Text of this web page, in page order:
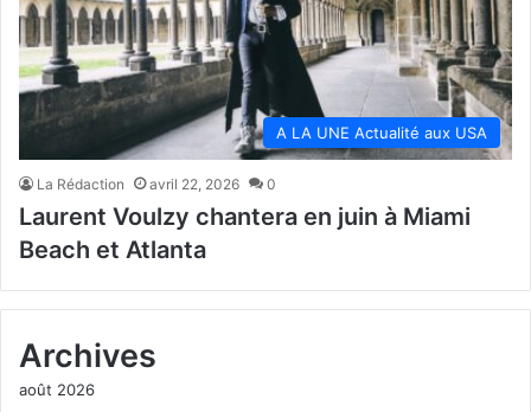
A LA UNE Actualité aux USA
La Rédaction avril 22, 2026 0
Laurent Voulzy chantera en juin à Miami
Beach et Atlanta
Archives
août 2026